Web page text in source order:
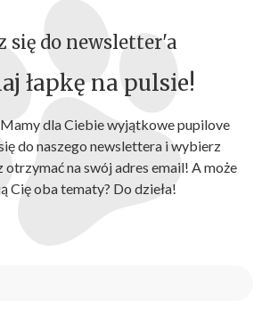
się do newsletter'a
łapkę na pulsie!
dla Ciebie wyjątkowe pupilove
do naszego newslettera i wybierz
otrzymać na swój adres email! A może
Cię oba tematy? Do dzieła!